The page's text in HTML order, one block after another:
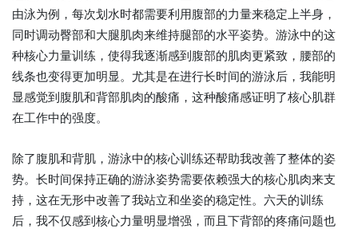
由泳为例，每次划水时都需要利用腹部的力量来稳定上半身，
同时调动臀部和大腿肌肉来维持腿部的水平姿势。游泳中的这
种核心力量训练，使得我逐渐感到腹部的肌肉更紧致，腰部的
线条也变得更加明显。尤其是在进行长时间的游泳后，我能明
显感觉到腹肌和背部肌肉的酸痛，这种酸痛感证明了核心肌群
在工作中的强度。
除了腹肌和背肌，游泳中的核心训练还帮助我改善了整体的姿
势。长时间保持正确的游泳姿势需要依赖强大的核心肌肉来支
持，这在无形中改善了我站立和坐姿的稳定性。六天的训练
后，我不仅感到核心力量明显增强，而且下背部的疼痛问题也